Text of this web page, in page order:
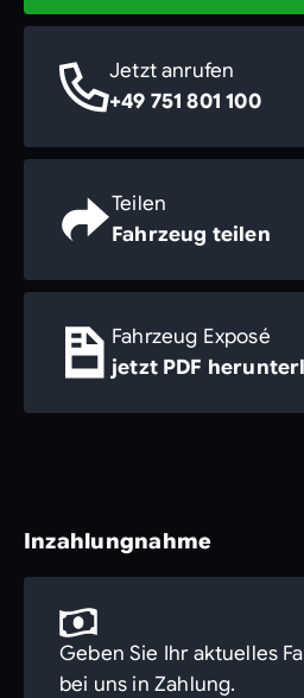
Jetzt anrufen
+49 751 801 100
Teilen
Fahrzeug teilen
Fahrzeug Exposé
jetzt PDF
Inzahlungnahme
Geben Sie Ihr aktuelles
bei uns in Zahlung.